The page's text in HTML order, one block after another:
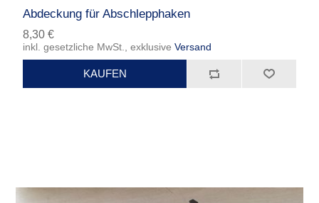
Abdeckung für Abschlepphaken
8,30 €
inkl. gesetzliche MwSt., exklusiveVersand